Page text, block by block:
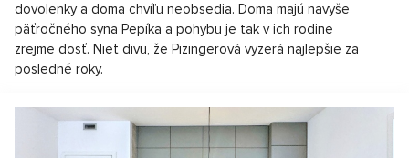
dovolenky a doma chvíľu neobsedia. Doma majú navyše
päťročného syna Pepíka a pohybu je tak v ich rodine
zrejme dosť. Niet divu, že Pizingerová vyzerá najlepšie za
posledné roky.